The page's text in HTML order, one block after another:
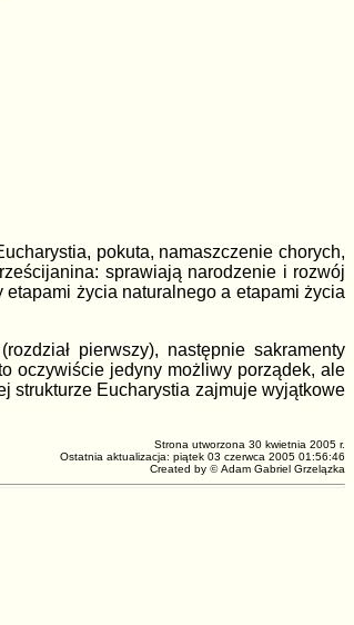
pokuta, namaszczenie chorych,
sprawiają narodzenie i rozwój
życia naturalnego a etapami życia
pierwszy), następnie sakramenty
oczywiście jedyny możliwy porządek, ale
strukturze Eucharystia zajmuje wyjątkowe
Strona utworzona 30 kwietnia 2005 r.
Ostatnia aktualizacja: piątek 03 czerwca 2005 01:56:46
Created by ©Adam Gabriel Grzelązka